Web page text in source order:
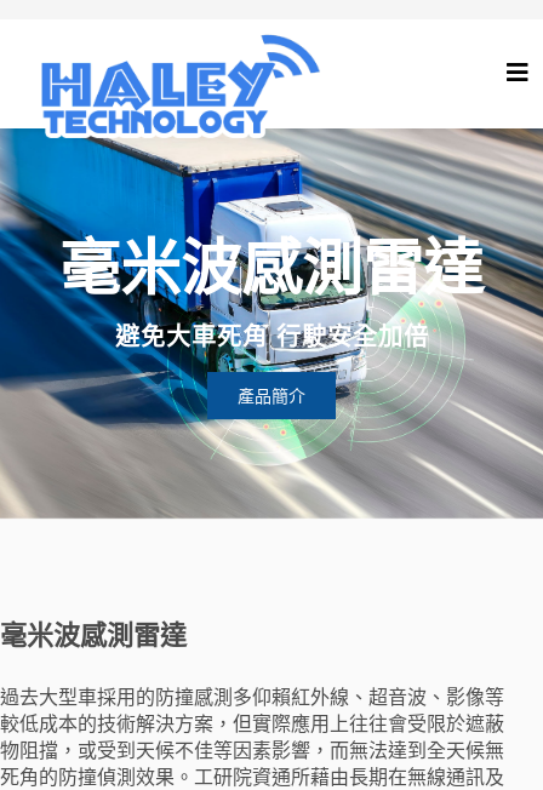
毫米波感測雷達
避免大車死角 行駛安全加倍
產品簡介
毫米波感測雷達
過去大型車採用的防撞感測多仰賴紅外線、超音波、影像等
較低成本的技術解決方案，但實際應用上往往會受限於遮蔽
物阻擋，或受到天候不佳等因素影響，而無法達到全天候無
死角的防撞偵測效果。工研院資通所藉由長期在無線通訊及